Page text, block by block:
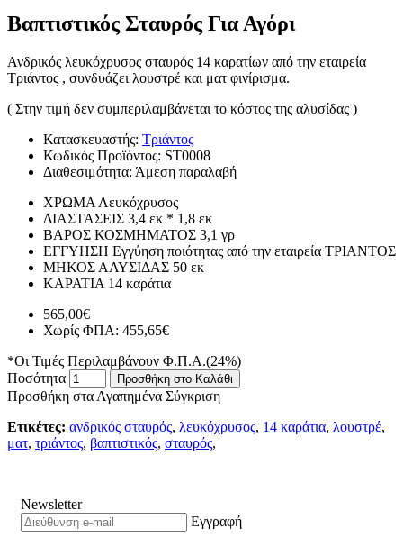
Βαπτιστικός Σταυρός Για Αγόρι
Ανδρικός λευκόχρυσος σταυρός 14 καρατίων από την εταιρεία
Τριάντος , συνδυάζει λουστρέ και ματ φινίρισμα.
( Στην τιμή δεν συμπεριλαμβάνεται το κόστος της αλυσίδας )
Κατασκευαστής: Τριάντος
Κωδικός Προϊόντος: ST0008
Διαθεσιμότητα: Άμεση παραλαβή
ΧΡΩΜΑ Λευκόχρυσος
ΔΙΑΣΤΑΣΕΙΣ 3,4 εκ * 1,8 εκ
ΒΑΡΟΣ ΚΟΣΜΗΜΑΤΟΣ 3,1 γρ
ΕΓΓΥΗΣΗ Εγγύηση ποιότητας από την εταιρεία ΤΡΙΑΝΤΟΣ
ΜΗΚΟΣ ΑΛΥΣΙΔΑΣ 50 εκ
ΚΑΡΑΤΙΑ 14 καράτια
565,00€
Χωρίς ΦΠΑ: 455,65€
*Οι Τιμές Περιλαμβάνουν Φ.Π.Α.(24%)
Ποσότητα
Προσθήκη στο Καλάθι
Προσθήκη στα Αγαπημένα Σύγκριση
Ετικέτες: ανδρικός σταυρός, λευκόχρυσος, 14 καράτια, λουστρέ,
ματ, τριάντος, βαπτιστικός, σταυρός,
Newsletter
Εγγραφή